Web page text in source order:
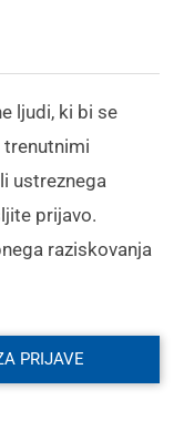
ljudi, ki bi se
trenutnimi
ustreznega
prijavo.
raziskovanja
PRIJAVE